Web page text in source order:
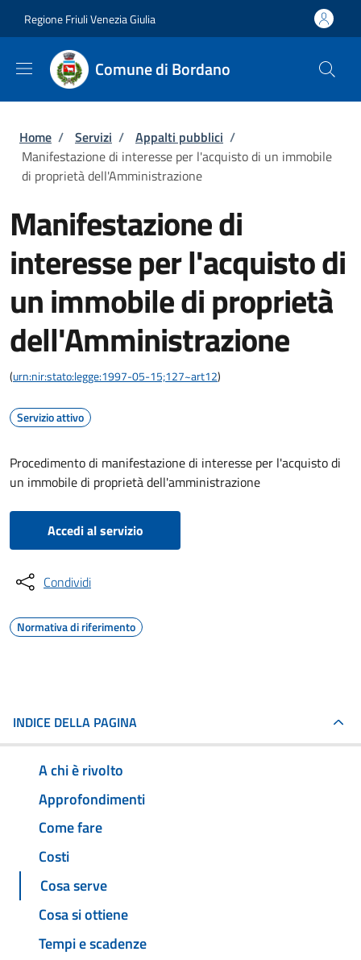
Regione Friuli Venezia Giulia
Comune di Bordano
Briciole di pane
Home / Servizi / Appalti pubblici /
Manifestazione di interesse per l'acquisto di un immobile
di proprietà dell'Amministrazione
Manifestazione di
interesse per l'acquisto di
un immobile di proprietà
dell'Amministrazione
(urn:nir:stato:legge:1997-05-15;127~art12)
Servizio attivo
Procedimento di manifestazione di interesse per l'acquisto di
un immobile di proprietà dell'amministrazione
Accedi al servizio
Condividi
Normativa di riferimento
INDICE DELLA PAGINA
A chi è rivolto
Approfondimenti
Come fare
Costi
Cosa serve
Cosa si ottiene
Tempi e scadenze